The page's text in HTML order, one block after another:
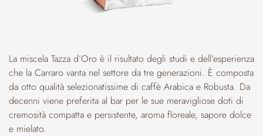
La miscela Tazza d’Oro è il risultato degli studi e dell’esperienza
che la Carraro vanta nel settore da tre generazioni. È composta
da otto qualità selezionatissime di caffè Arabica e Robusta. Da
decenni viene preferita al bar per le sue meravigliose doti di
cremosità compatta e persistente, aroma floreale, sapore dolce
e mielato.